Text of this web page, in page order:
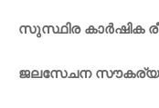
സുസ്ഥിര കാർഷിക
ജലസേചന